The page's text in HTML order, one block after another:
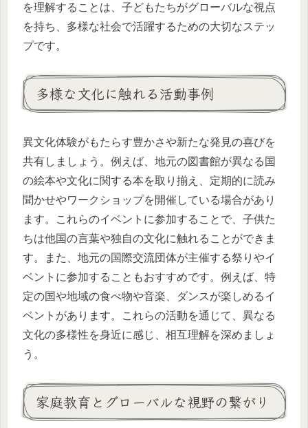
を理解することは、子どもたちがグローバルな視点
を持ち、多様な社会で活躍するための大切なステッ
プです。
多様な文化に触れる活動事例
異文化体験がもたらす豊かさや新たな発見の喜びを
共有しましょう。例えば、地元の図書館が異なる国
の絵本や文化に関する本を取り揃え、定期的に読み
聞かせやワークショップを開催している場合があり
ます。これらのイベントに参加することで、子供た
ちは他国の言葉や独自の文化に触れることができま
す。また、地元の国際交流団体が主催する祭りやイ
ベントに参加することもおすすめです。例えば、特
定の国や地域の食べ物や音楽、ダンスが楽しめるイ
ベントがあります。これらの活動を通じて、異なる
文化の多様性を身近に感じ、相互理解を深めましょ
う。
家庭教育とグローバルな視野の繋がり